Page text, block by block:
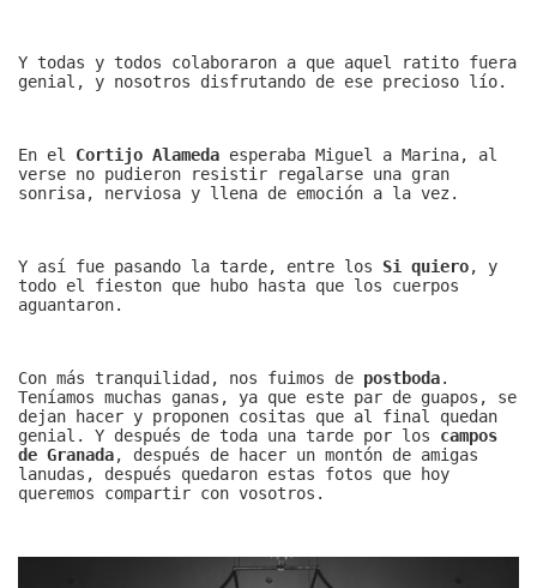
Y todas y todos colaboraron a que aquel ratito fuera
genial, y nosotros disfrutando de ese precioso lío.
En el Cortijo Alameda esperaba Miguel a Marina, al
verse no pudieron resistir regalarse una gran
sonrisa, nerviosa y llena de emoción a la vez.
Y así fue pasando la tarde, entre los Si quiero, y
todo el fieston que hubo hasta que los cuerpos
aguantaron.
Con más tranquilidad, nos fuimos de postboda.
Teníamos muchas ganas, ya que este par de guapos, se
dejan hacer y proponen cositas que al final quedan
genial. Y después de toda una tarde por los campos
de Granada, después de hacer un montón de amigas
lanudas, después quedaron estas fotos que hoy
queremos compartir con vosotros.